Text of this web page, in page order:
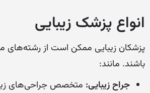
انواع پزشک زیبایی
پزشکان زیبایی ممکن است از رشته‌های
باشند. مانند:
جراح زیبایی: متخصص جراحی‌های